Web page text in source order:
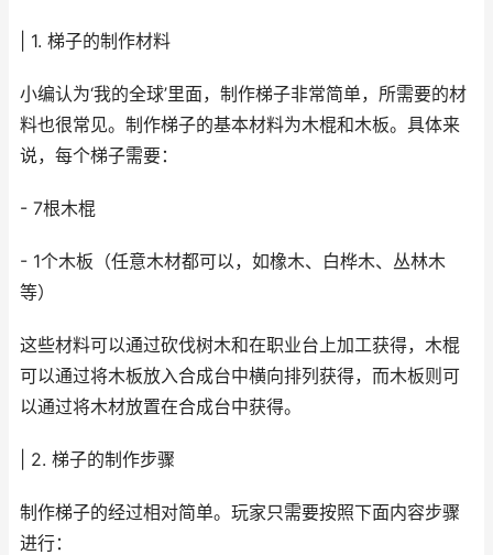
| 1. 梯子的制作材料
小编认为‘我的全球’里面，制作梯子非常简单，所需要的材
料也很常见。制作梯子的基本材料为木棍和木板。具体来
说，每个梯子需要：
- 7根木棍
- 1个木板（任意木材都可以，如橡木、白桦木、丛林木
等）
这些材料可以通过砍伐树木和在职业台上加工获得，木棍
可以通过将木板放入合成台中横向排列获得，而木板则可
以通过将木材放置在合成台中获得。
| 2. 梯子的制作步骤
制作梯子的经过相对简单。玩家只需要按照下面内容步骤
进行：